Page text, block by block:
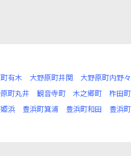
有木 大野原町井関 大野原町内野々
町丸井 観音寺町 木之郷町 柞田町
浜 豊浜町箕浦 豊浜町和田 豊浜